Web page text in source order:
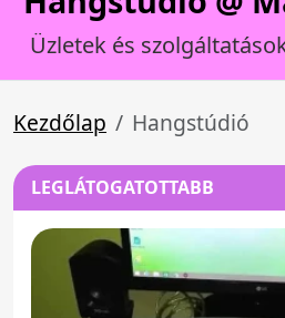
Üzletek és
Kezdőlap Hangstúdió
LEGLÁTOGATOTTABB